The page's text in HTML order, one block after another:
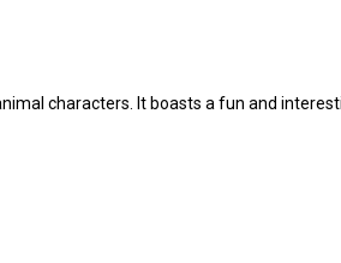
characters. It boasts a fun and